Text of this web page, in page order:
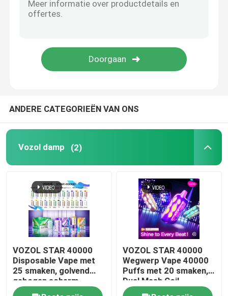
EPLUS Vape
EPE-damp
OKK VAPE
ANDERE CATEGORIEËN VAN ONS
Vozol damp (2)
VOZOL STAR 40000
Disposable Vape met
25 smaken, golvend
gebogen scherm,
dubbele mesh coil,
VOZOL STAR 40000
Wegwerp Vape 40000
Puffs met 20 smaken,
Dual Mesh Coil,
1000mAh Oplaadbare